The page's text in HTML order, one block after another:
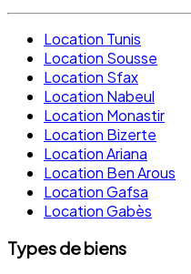
Location Tunis
Location Sousse
Location Sfax
Location Nabeul
Location Monastir
Location Bizerte
Location Ariana
Location Ben Arous
Location Gafsa
Location Gabès
Types de biens